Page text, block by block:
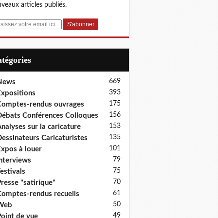
articles publiés.
669
393
rendus ouvrages 175
Conférences Colloques 156
sur la caricature 153
Caricaturistes 135
à louer 101
79
75
"satirique" 70
rendus recueils 61
50
de vue 49